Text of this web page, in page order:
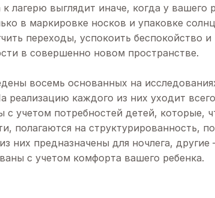
лагерю выглядит иначе, когда у вашего
в маркировке носков и упаковке
переходы, успокоить беспокойство
в совершенно новом пространстве.
восемь основанных на
реализацию каждого из них уходит
с учетом потребностей детей, которые,
полагаются на структурированность,
них предназначены для ночлега,
с учетом комфорта вашего ребенка.